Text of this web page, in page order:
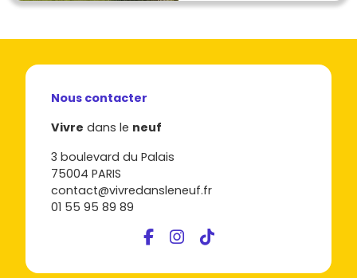
Nous contacter
Vivre dans le neuf
3 boulevard du Palais
75004 PARIS
contact@vivredansleneuf.fr
01 55 95 89 89